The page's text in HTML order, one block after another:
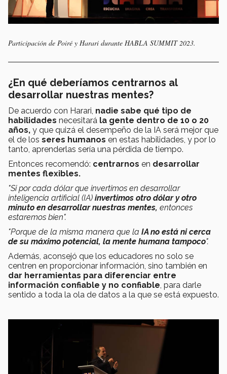
Participación de Poiré y Harari durante HABLA SUMMIT 2023.
¿En qué deberíamos centrarnos al
desarrollar nuestras mentes?
De acuerdo con Harari, nadie sabe qué tipo de
habilidades necesitará la gente dentro de 10 o 20
años, y que quizá el desempeño de la IA será mejor que
el de los seres humanos en estas habilidades, y por lo
tanto, aprenderlas sería una pérdida de tiempo.
Entonces recomendó: centrarnos en desarrollar
mentes flexibles.
"Si por cada dólar que invertimos en desarrollar
inteligencia artificial (IA) invertimos otro dólar y otro
minuto en desarrollar nuestras mentes, entonces
estaremos bien".
"Porque de la misma manera que la IA no está ni cerca
de su máximo potencial, la mente humana tampoco".
Además, aconsejó que los educadores no solo se
centren en proporcionar información, sino también en
dar herramientas para diferenciar entre
información confiable y no confiable, para darle
sentido a toda la ola de datos a la que se está expuesto.